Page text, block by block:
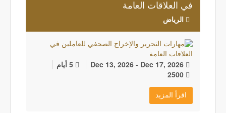
في العلاقات العامة
الرياض
5 أيام
اقرأ المزيد